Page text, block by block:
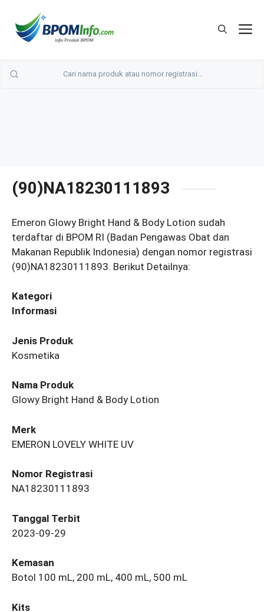
(90)NA18230111893
Emeron Glowy Bright Hand & Body Lotion sudah
terdaftar di BPOM RI (Badan Pengawas Obat dan
Makanan Republik Indonesia) dengan nomor registrasi
(90)NA18230111893. Berikut Detailnya:
Kategori
Informasi
Jenis Produk
Kosmetika
Nama Produk
Glowy Bright Hand & Body Lotion
Merk
EMERON LOVELY WHITE UV
Nomor Registrasi
NA18230111893
Tanggal Terbit
2023-09-29
Kemasan
Botol 100 mL, 200 mL, 400 mL, 500 mL
Kits